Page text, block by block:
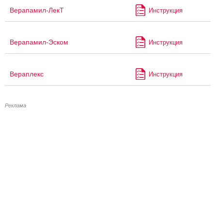
Верапамил-ЛекТ Инструкция
Верапамил-Эском Инструкция
Вераплекс Инструкция
Реклама